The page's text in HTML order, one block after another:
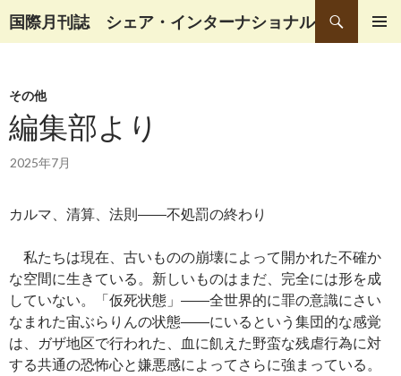
国際月刊誌 シェア・インターナショナル
検
索
ン
ツ
へ
移
その他
編集部より
2025年7月
カルマ、清算、法則――不処罰の終わり
私たちは現在、古いものの崩壊によって開かれた不確か
な空間に生きている。新しいものはまだ、完全には形を成
していない。「仮死状態」――全世界的に罪の意識にさい
なまれた宙ぶらりんの状態――にいるという集団的な感覚
は、ガザ地区で行われた、血に飢えた野蛮な残虐行為に対
する共通の恐怖心と嫌悪感によってさらに強まっている。